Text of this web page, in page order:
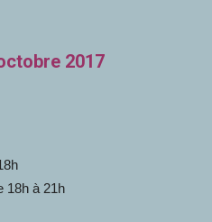
2017
18h à 21h